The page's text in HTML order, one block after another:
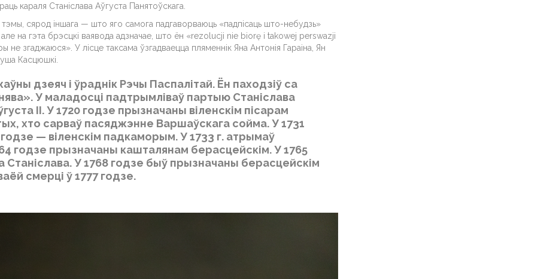
караля Станіслава Аўгуста Панятоўскага.
тэмы, сярод іншага — што яго самога падгаворваюць «падпісаць што-небудзь»
на гэта брэсцкі ваявода адзначае, што ён «rezolucji nie biorę i takowej perswazji
згаджаюся». У лісце таксама ўзгадваецца пляменнік Яна Антонія Гараіна, Ян
Касцюшкі.
дзеяч і ўраднік Рэчы Паспалітай. Ён паходзіў са
У маладосці падтрымліваў партыю Станіслава
II. У 1720 годзе прызначаны віленскім пісарам
хто сарваў пасяджэнне Варшаўскага сойма. У 1731
годзе — віленскім падкаморым. У 1733 г. атрымаў
годзе прызначаны кашталянам берасцейскім. У 1765
У 1768 годзе быў прызначаны берасцейскім
смерці ў 1777 годзе.